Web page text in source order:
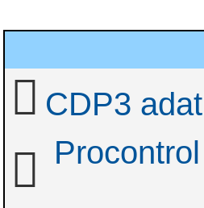
CDP3